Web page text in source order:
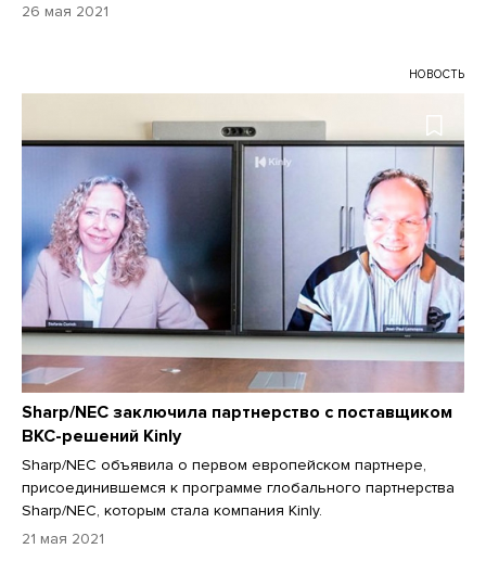
26 мая 2021
НОВОСТЬ
Sharp/NEC заключила партнерство с поставщиком
ВКС-решений Kinly
Sharp/NEC объявила о первом европейском партнере,
присоединившемся к программе глобального партнерства
Sharp/NEC, которым стала компания Kinly.
21 мая 2021